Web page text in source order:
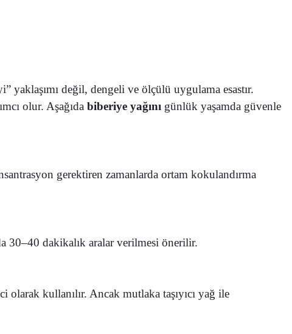
yaklaşımı değil, dengeli ve ölçülü uygulama esastır.
olur. Aşağıda biberiye yağını günlük yaşamda güvenle
gerektiren zamanlarda ortam kokulandırma
30–40 dakikalık aralar verilmesi önerilir.
kullanılır. Ancak mutlaka taşıyıcı yağ ile